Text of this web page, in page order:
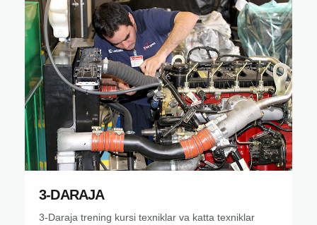
3-DARAJA
3-Daraja trening kursi texniklar va katta texniklar